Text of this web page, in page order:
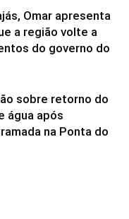
Omar apresenta
a região volte a
do governo do
sobre retorno do
água após
na Ponta do